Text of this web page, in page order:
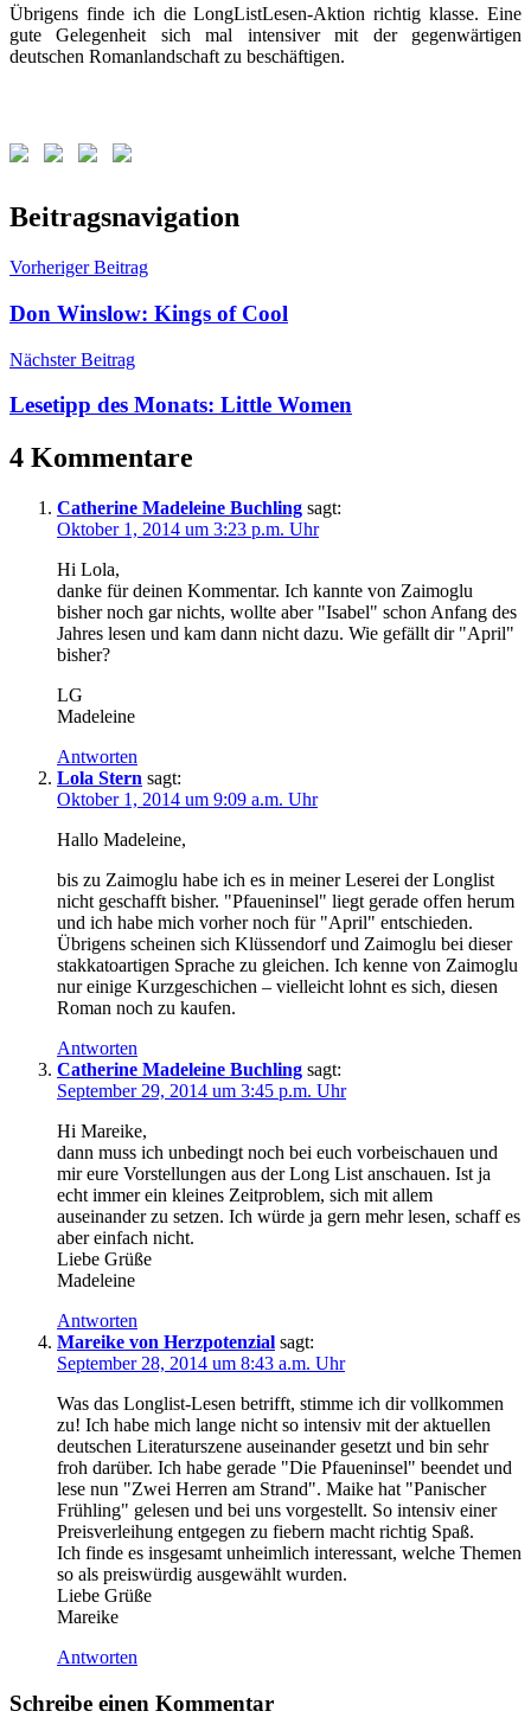
Übrigens finde ich die LongListLesen-Aktion richtig klasse. Eine
gute Gelegenheit sich mal intensiver mit der gegenwärtigen
deutschen Romanlandschaft zu beschäftigen.
Beitragsnavigation
Vorheriger Beitrag
Don Winslow: Kings of Cool
Nächster Beitrag
Lesetipp des Monats: Little Women
4 Kommentare
Catherine Madeleine Buchling sagt:
Oktober 1, 2014 um 3:23 p.m. Uhr
Hi Lola,
danke für deinen Kommentar. Ich kannte von Zaimoglu
bisher noch gar nichts, wollte aber "Isabel" schon Anfang des
Jahres lesen und kam dann nicht dazu. Wie gefällt dir "April"
bisher?
LG
Madeleine
Antworten
Lola Stern sagt:
Oktober 1, 2014 um 9:09 a.m. Uhr
Hallo Madeleine,
bis zu Zaimoglu habe ich es in meiner Leserei der Longlist
nicht geschafft bisher. "Pfaueninsel" liegt gerade offen herum
und ich habe mich vorher noch für "April" entschieden.
Übrigens scheinen sich Klüssendorf und Zaimoglu bei dieser
stakkatoartigen Sprache zu gleichen. Ich kenne von Zaimoglu
nur einige Kurzgeschichen – vielleicht lohnt es sich, diesen
Roman noch zu kaufen.
Antworten
Catherine Madeleine Buchling sagt:
September 29, 2014 um 3:45 p.m. Uhr
Hi Mareike,
dann muss ich unbedingt noch bei euch vorbeischauen und
mir eure Vorstellungen aus der Long List anschauen. Ist ja
echt immer ein kleines Zeitproblem, sich mit allem
auseinander zu setzen. Ich würde ja gern mehr lesen, schaff es
aber einfach nicht.
Liebe Grüße
Madeleine
Antworten
Mareike von Herzpotenzial sagt:
September 28, 2014 um 8:43 a.m. Uhr
Was das Longlist-Lesen betrifft, stimme ich dir vollkommen
zu! Ich habe mich lange nicht so intensiv mit der aktuellen
deutschen Literaturszene auseinander gesetzt und bin sehr
froh darüber. Ich habe gerade "Die Pfaueninsel" beendet und
lese nun "Zwei Herren am Strand". Maike hat "Panischer
Frühling" gelesen und bei uns vorgestellt. So intensiv einer
Preisverleihung entgegen zu fiebern macht richtig Spaß.
Ich finde es insgesamt unheimlich interessant, welche Themen
so als preiswürdig ausgewählt wurden.
Liebe Grüße
Mareike
Antworten
Schreibe einen Kommentar